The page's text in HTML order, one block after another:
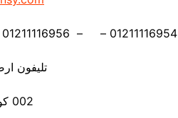
تليفون ارضي
002 كود مصر قبل الرقم